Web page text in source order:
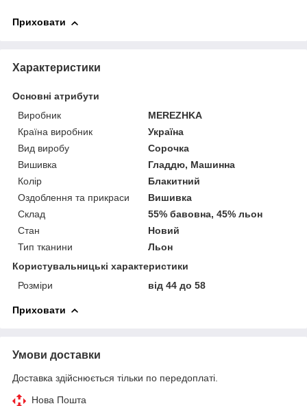
Приховати
Характеристики
Основні атрибути
Виробник
MEREZHKA
Країна виробник
Україна
Вид виробу
Сорочка
Вишивка
Гладдю, Машинна
Колір
Блакитний
Оздоблення та прикраси
Вишивка
Склад
55% бавовна, 45% льон
Стан
Новий
Тип тканини
Льон
Користувальницькі характеристики
Розміри
від 44 до 58
Приховати
Умови доставки
Доставка здійснюється тільки по передоплаті.
Нова Пошта